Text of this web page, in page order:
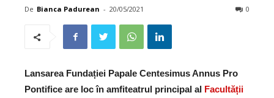
De Bianca Padurean - 20/05/2021 0
Lansarea Fundației Papale Centesimus Annus Pro
Pontifice are loc în amfiteatrul principal al Facultății